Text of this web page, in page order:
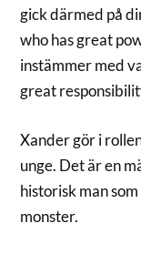
gick därmed på
who has great
instämmer med
great
Xander gör i
unge. Det är en
historisk man
monster.